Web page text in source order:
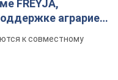
Минобороны
от 18 до 60 лет: